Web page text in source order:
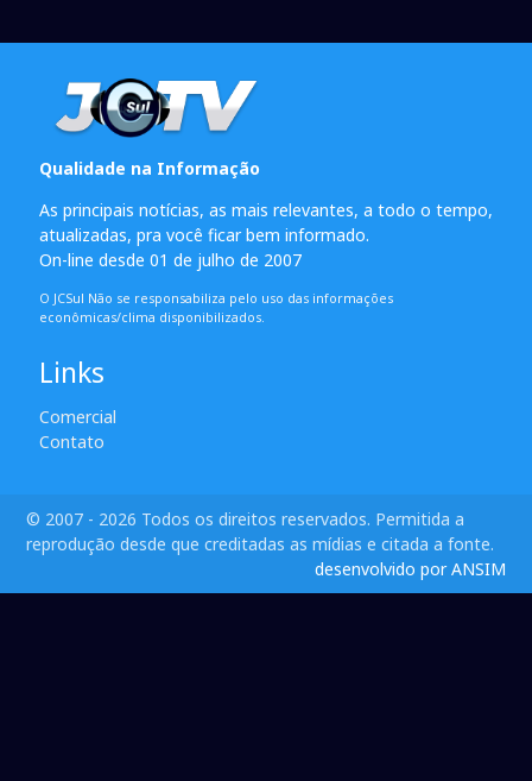
Qualidade na Informação
As principais notícias, as mais relevantes, a todo o tempo,
atualizadas, pra você ficar bem informado.
On-line desde 01 de julho de 2007
O JCSul Não se responsabiliza pelo uso das informações
econômicas/clima disponibilizados.
Links
Comercial
Contato
© 2007 - 2026 Todos os direitos reservados. Permitida a
reprodução desde que creditadas as mídias e citada a fonte.
desenvolvido por ANSIM